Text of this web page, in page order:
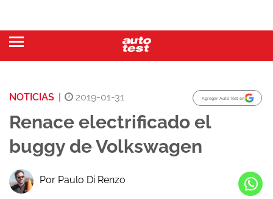
NOTICIAS | 2019-01-31 Agregar Auto Test en
Renace electrificado el
buggy de Volkswagen
Por Paulo Di Renzo